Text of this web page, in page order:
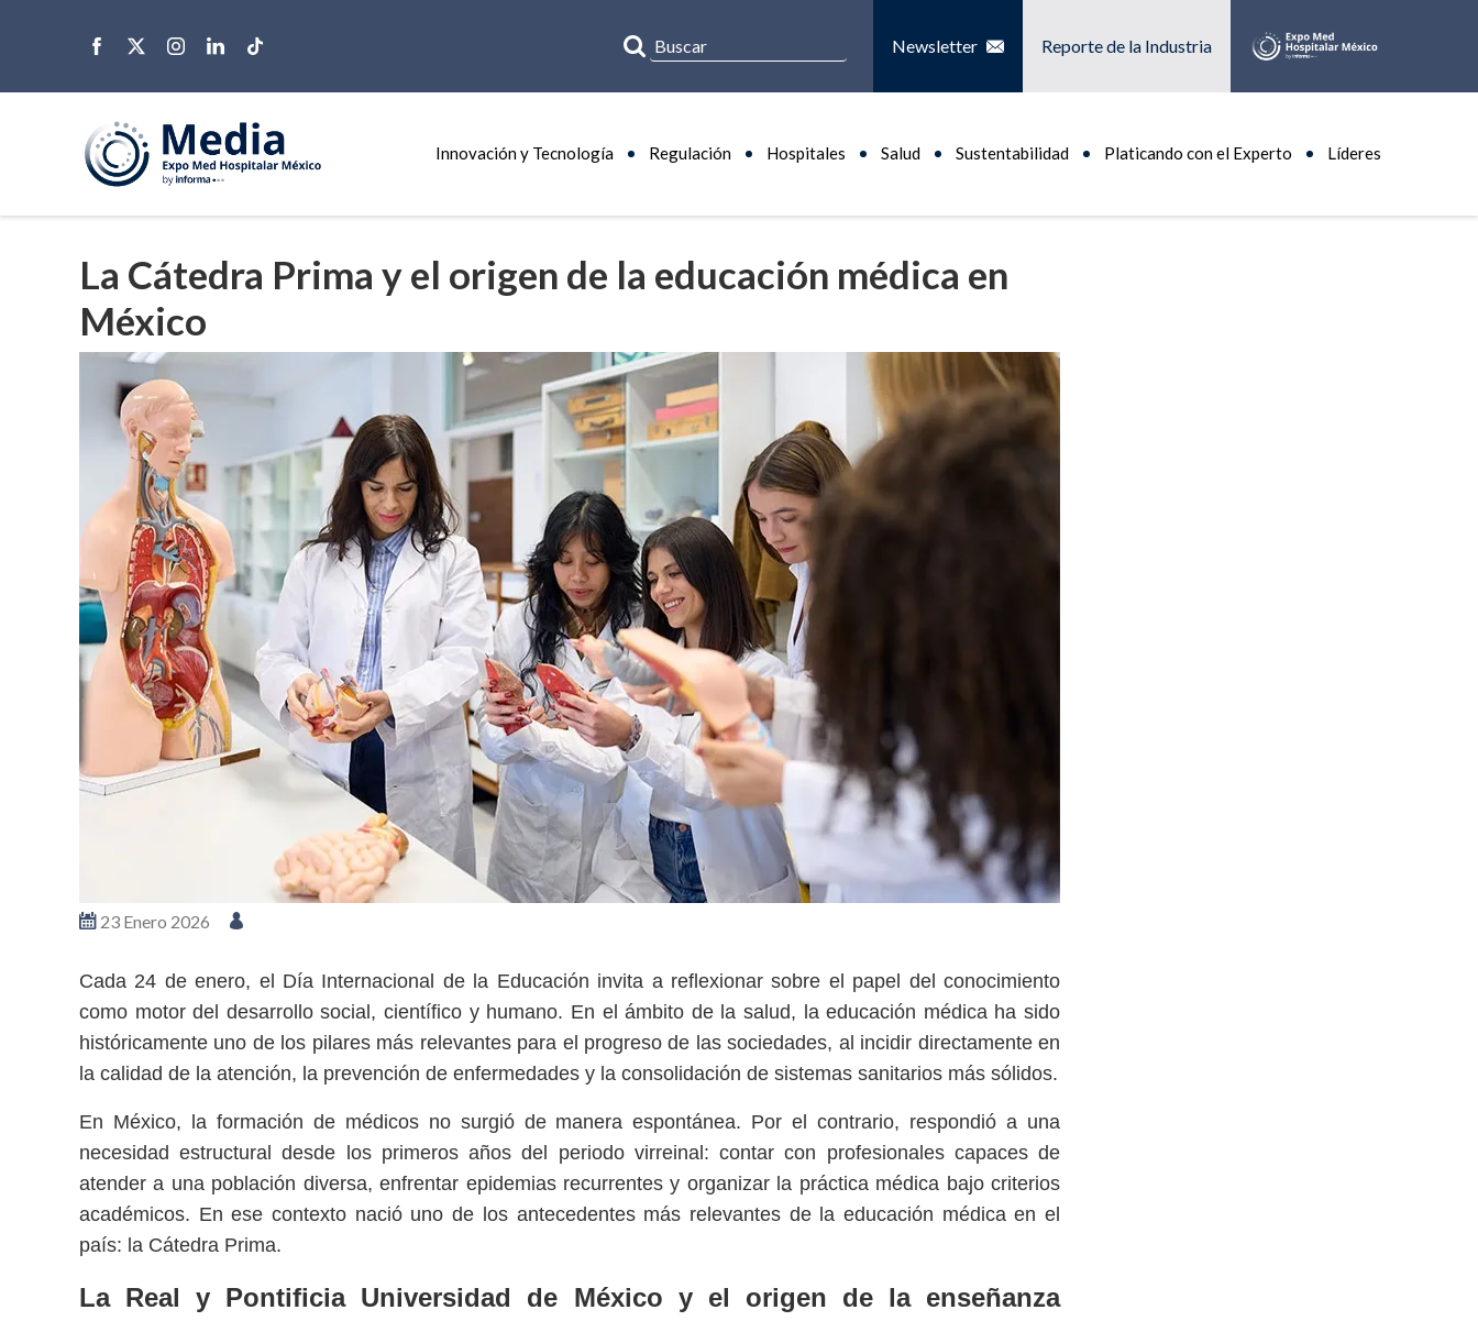
Newsletter Reporte de la Industria
Innovación y Tecnología Regulación Hospitales Salud Sustentabilidad Platicando con el Experto Líderes
La Cátedra Prima y el origen de la educación médica en
México
23 Enero 2026
Cada 24 de enero, el Día Internacional de la Educación invita a reflexionar sobre el papel del conocimiento
como motor del desarrollo social, científico y humano. En el ámbito de la salud, la educación médica ha sido
históricamente uno de los pilares más relevantes para el progreso de las sociedades, al incidir directamente en
la calidad de la atención, la prevención de enfermedades y la consolidación de sistemas sanitarios más sólidos.
En México, la formación de médicos no surgió de manera espontánea. Por el contrario, respondió a una
necesidad estructural desde los primeros años del periodo virreinal: contar con profesionales capaces de
atender a una población diversa, enfrentar epidemias recurrentes y organizar la práctica médica bajo criterios
académicos. En ese contexto nació uno de los antecedentes más relevantes de la educación médica en el
país: la Cátedra Prima.
La Real y Pontificia Universidad de México y el origen de la enseñanza